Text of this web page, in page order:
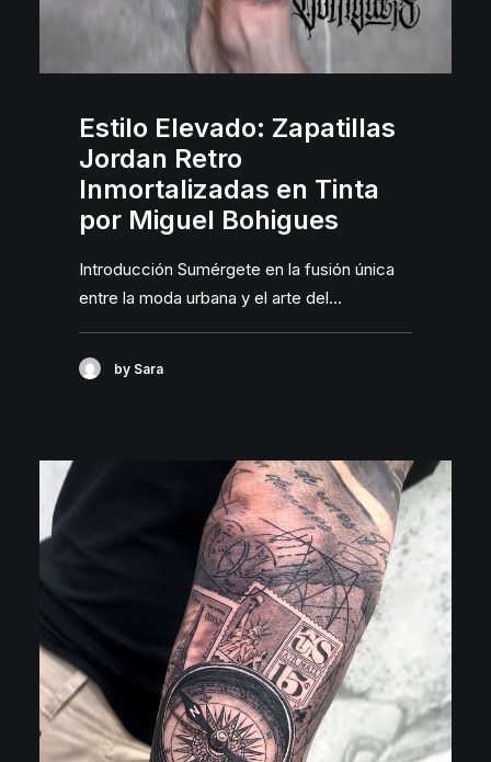
Estilo Elevado: Zapatillas
Jordan Retro
Inmortalizadas en Tinta
por Miguel Bohigues
Introducción Sumérgete en la fusión única
entre la moda urbana y el arte del…
by Sara